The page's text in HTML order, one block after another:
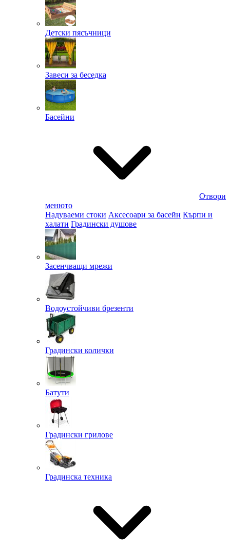
Детски пясъчници
Завеси за беседка
Басейни
Отвори
менюто
Надуваеми стоки Аксесоари за басейн Кърпи и
халати Градински душове
Засенчващи мрежи
Водоустойчиви брезенти
Градински колички
Батути
Градински грилове
Градинска техника